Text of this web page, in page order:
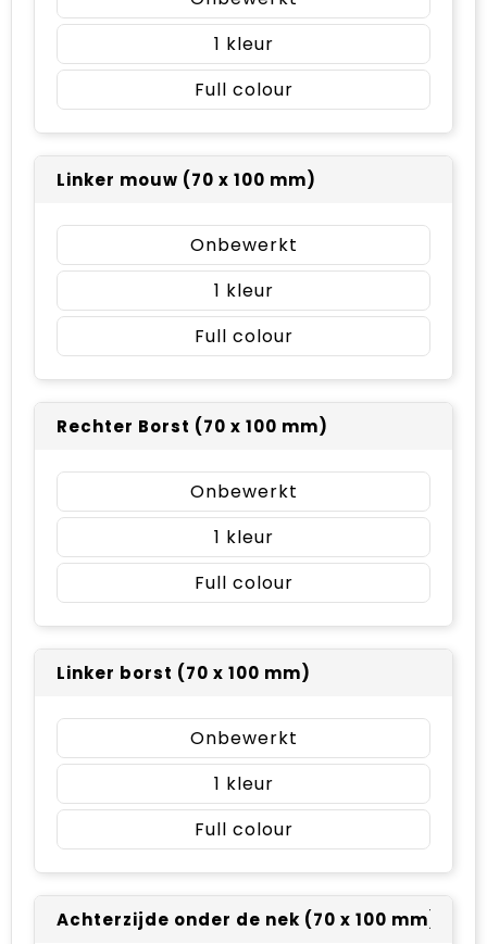
1
Full colour
Linker mouw (70 x 100 mm)
Onbewerkt
1
Full colour
Rechter Borst (70 x 100 mm)
Onbewerkt
1
Full colour
Linker borst (70 x 100 mm)
Onbewerkt
1
Full colour
Achterzijde onder de nek (70 x 100 mm)